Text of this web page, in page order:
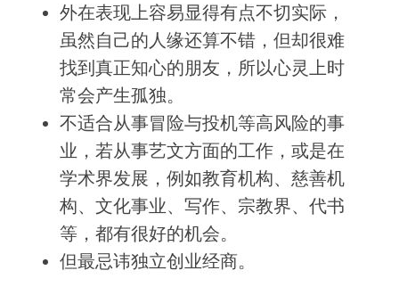
外在表现上容易显得有点不切实际，
虽然自己的人缘还算不错，但却很难
找到真正知心的朋友，所以心灵上时
常会产生孤独。
不适合从事冒险与投机等高风险的事
业，若从事艺文方面的工作，或是在
学术界发展，例如教育机构、慈善机
构、文化事业、写作、宗教界、代书
等，都有很好的机会。
但最忌讳独立创业经商。